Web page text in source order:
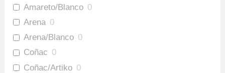
Amareto/Blanco 0
Arena 0
Arena/Blanco 0
Coñac 0
Coñac/Artiko 0